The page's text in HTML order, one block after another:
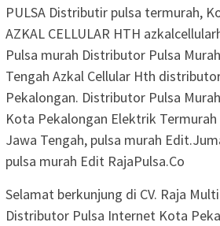
PULSA Distributir pulsa termurah,
AZKAL CELLULAR HTH
Pulsa murah Distributor Pulsa
Tengah Azkal Cellular Hth
Pekalongan. Distributor Pulsa
Kota Pekalongan Elektrik
Jawa Tengah, pulsa murah
pulsa murah Edit RajaPulsa.Co
Selamat berkunjung di CV. Raja
Distributor Pulsa Internet Kota